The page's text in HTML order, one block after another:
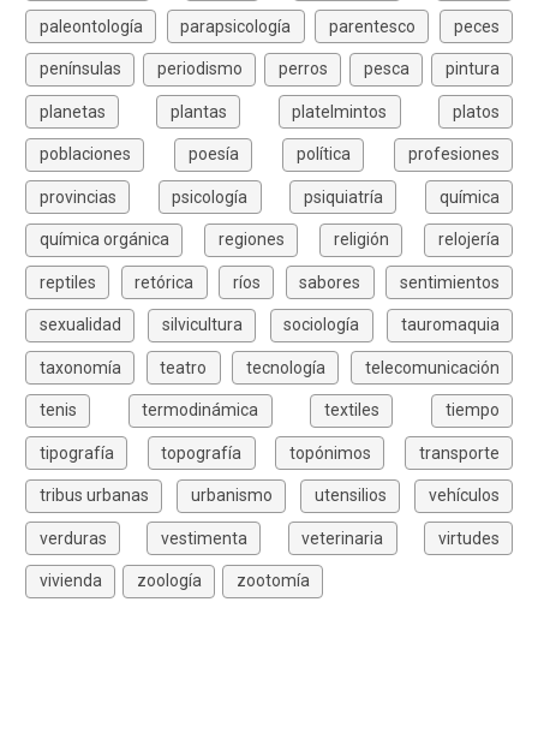
paleontología parapsicología parentesco peces
penínsulas periodismo perros pesca pintura
planetas plantas platelmintos platos
poblaciones poesía política profesiones
provincias psicología psiquiatría química
química orgánica regiones religión relojería
reptiles retórica ríos sabores sentimientos
sexualidad silvicultura sociología tauromaquia
taxonomía teatro tecnología telecomunicación
tenis termodinámica textiles tiempo
tipografía topografía topónimos transporte
tribus urbanas urbanismo utensilios vehículos
verduras vestimenta veterinaria virtudes
vivienda zoología zootomía